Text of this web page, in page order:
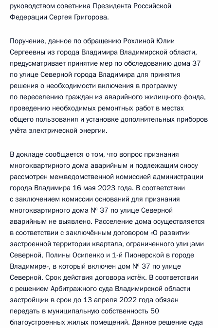
руководством советника Президента Российской
Федерации Сергея Григорова.
Поручение, данное по обращению Рохлиной Юлии
Сергеевны из города Владимира Владимирской области,
предусматривает принятие мер по обследованию дома 37
по улице Северной города Владимира для принятия
решения о необходимости включения в программу
по переселению граждан из аварийного жилищного фонда,
проведению необходимых ремонтных работ в местах
общего пользования и установке дополнительных приборов
учёта электрической энергии.
В докладе сообщается о том, что вопрос признания
многоквартирного дома аварийным и подлежащим сносу
рассмотрен межведомственной комиссией администрации
города Владимира 16 мая 2023 года. В соответствии
с заключением комиссии оснований для признания
многоквартирного дома № 37 по улице Северной
аварийным не выявлено. Расселение дома осуществляется
в соответствии с заключённым договором «О развитии
застроенной территории квартала, ограниченного улицами
Северной, Полины Осипенко и 1-й Пионерской в городе
Владимире», в который включен дом № 37 по улице
Северной. Срок действия договора истёк. В соответствии
с решением Арбитражного суда Владимирской области
застройщик в срок до 13 апреля 2022 года обязан
передать в муниципальную собственность 50
благоустроенных жилых помещений. Данное решение суда